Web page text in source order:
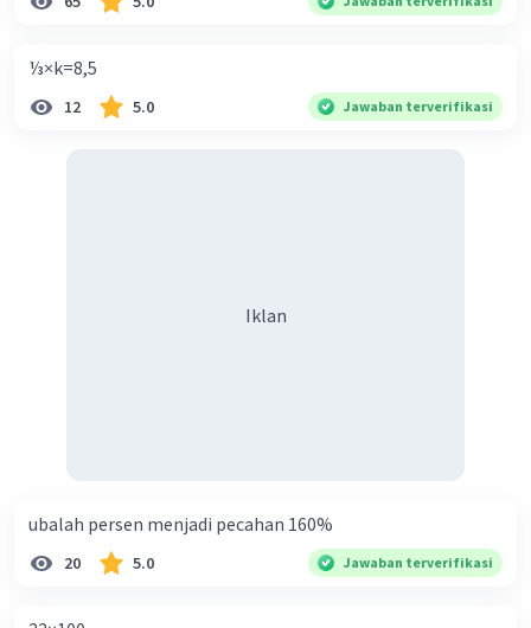
⅓×k=8,5
12 5.0 Jawaban terverifikasi
Iklan
ubalah persen menjadi pecahan 160%
20 5.0 Jawaban terverifikasi